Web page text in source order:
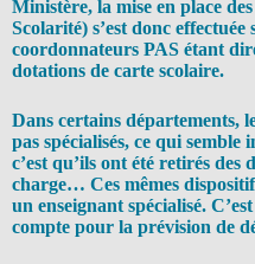
Ministère, la mise en place
Scolarité) s’est donc effectuée
coordonnateurs PAS étant
dotations de carte scolaire.
Dans certains départements,
pas spécialisés, ce qui semble
c’est qu’ils ont été retirés
charge… Ces mêmes
un enseignant spécialisé.
compte pour la prévision de